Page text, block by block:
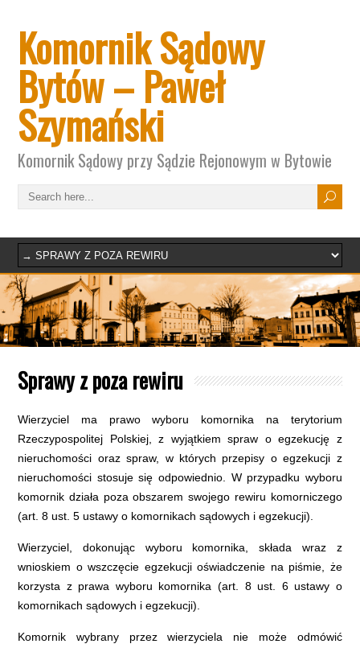
Komornik Sądowy
Bytów – Paweł
Szymański
Komornik Sądowy przy Sądzie Rejonowym w Bytowie
Sprawy z poza rewiru
Wierzyciel ma prawo wyboru komornika na terytorium
Rzeczypospolitej Polskiej, z wyjątkiem spraw o egzekucję z
nieruchomości oraz spraw, w których przepisy o egzekucji z
nieruchomości stosuje się odpowiednio. W przypadku wyboru
komornik działa poza obszarem swojego rewiru komorniczego
(art. 8 ust. 5 ustawy o komornikach sądowych i egzekucji).
Wierzyciel, dokonując wyboru komornika, składa wraz z
wnioskiem o wszczęcie egzekucji oświadczenie na piśmie, że
korzysta z prawa wyboru komornika (art. 8 ust. 6 ustawy o
komornikach sądowych i egzekucji).
Komornik wybrany przez wierzyciela nie może odmówić